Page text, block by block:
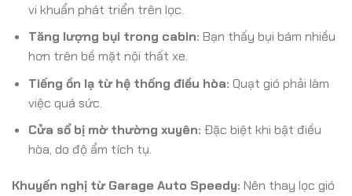
vi khuẩn phát triển trên lọc.
Tăng lượng bụi trong cabin: Bạn thấy bụi bám nhiều
hơn trên bề mặt nội thất xe.
Tiếng ồn lạ từ hệ thống điều hòa: Quạt gió phải làm
việc quá sức.
Cửa sổ bị mờ thường xuyên: Đặc biệt khi bật điều
hòa, do độ ẩm tích tụ.
Khuyến nghị từ Garage Auto Speedy: Nên thay lọc gió